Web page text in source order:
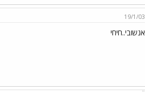
19/1/03
אנשובי..חיחי